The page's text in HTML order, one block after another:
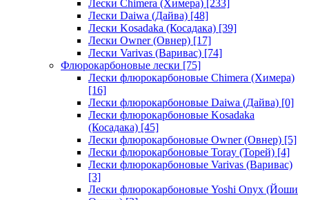
Лески Chimera (Химера) [233]
Лески Daiwa (Дайва) [48]
Лески Kosadaka (Косадака) [39]
Лески Owner (Овнер) [17]
Лески Varivas (Варивас) [74]
Флюрокарбоновые лески [75]
Лески флюрокарбоновые Chimera (Химера)
[16]
Лески флюрокарбоновые Daiwa (Дайва) [0]
Лески флюрокарбоновые Kosadaka
(Косадака) [45]
Лески флюрокарбоновые Owner (Овнер) [5]
Лески флюрокарбоновые Toray (Торей) [4]
Лески флюрокарбоновые Varivas (Варивас)
[3]
Лески флюрокарбоновые Yoshi Onyx (Йоши